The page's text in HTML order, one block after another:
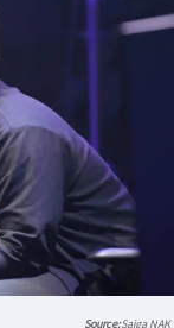
Saiga NAK